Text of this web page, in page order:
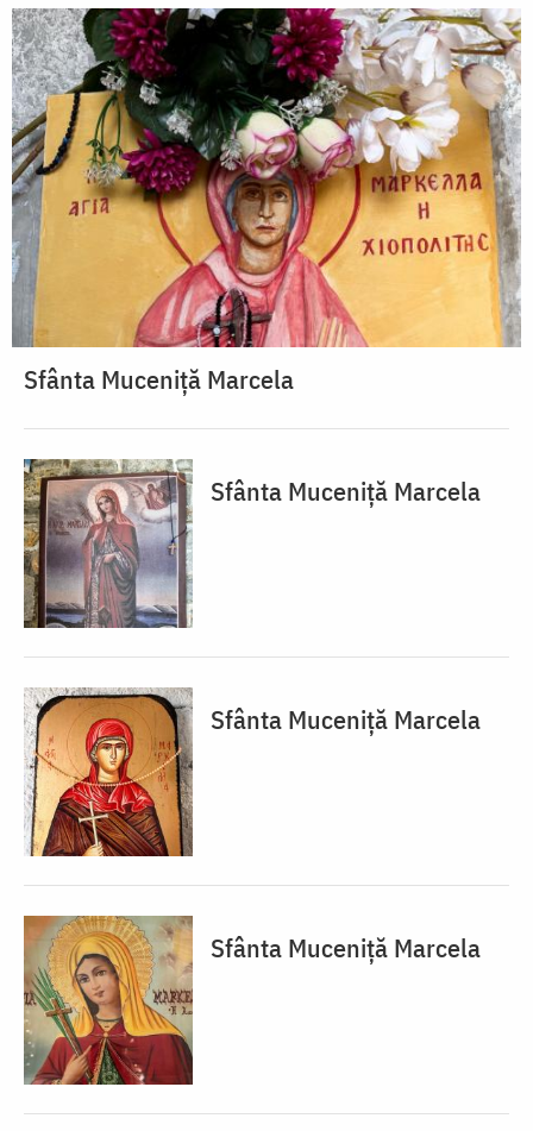
Sfânta Muceniță Marcela
Sfânta Muceniță Marcela
Sfânta Muceniță Marcela
Sfânta Muceniță Marcela